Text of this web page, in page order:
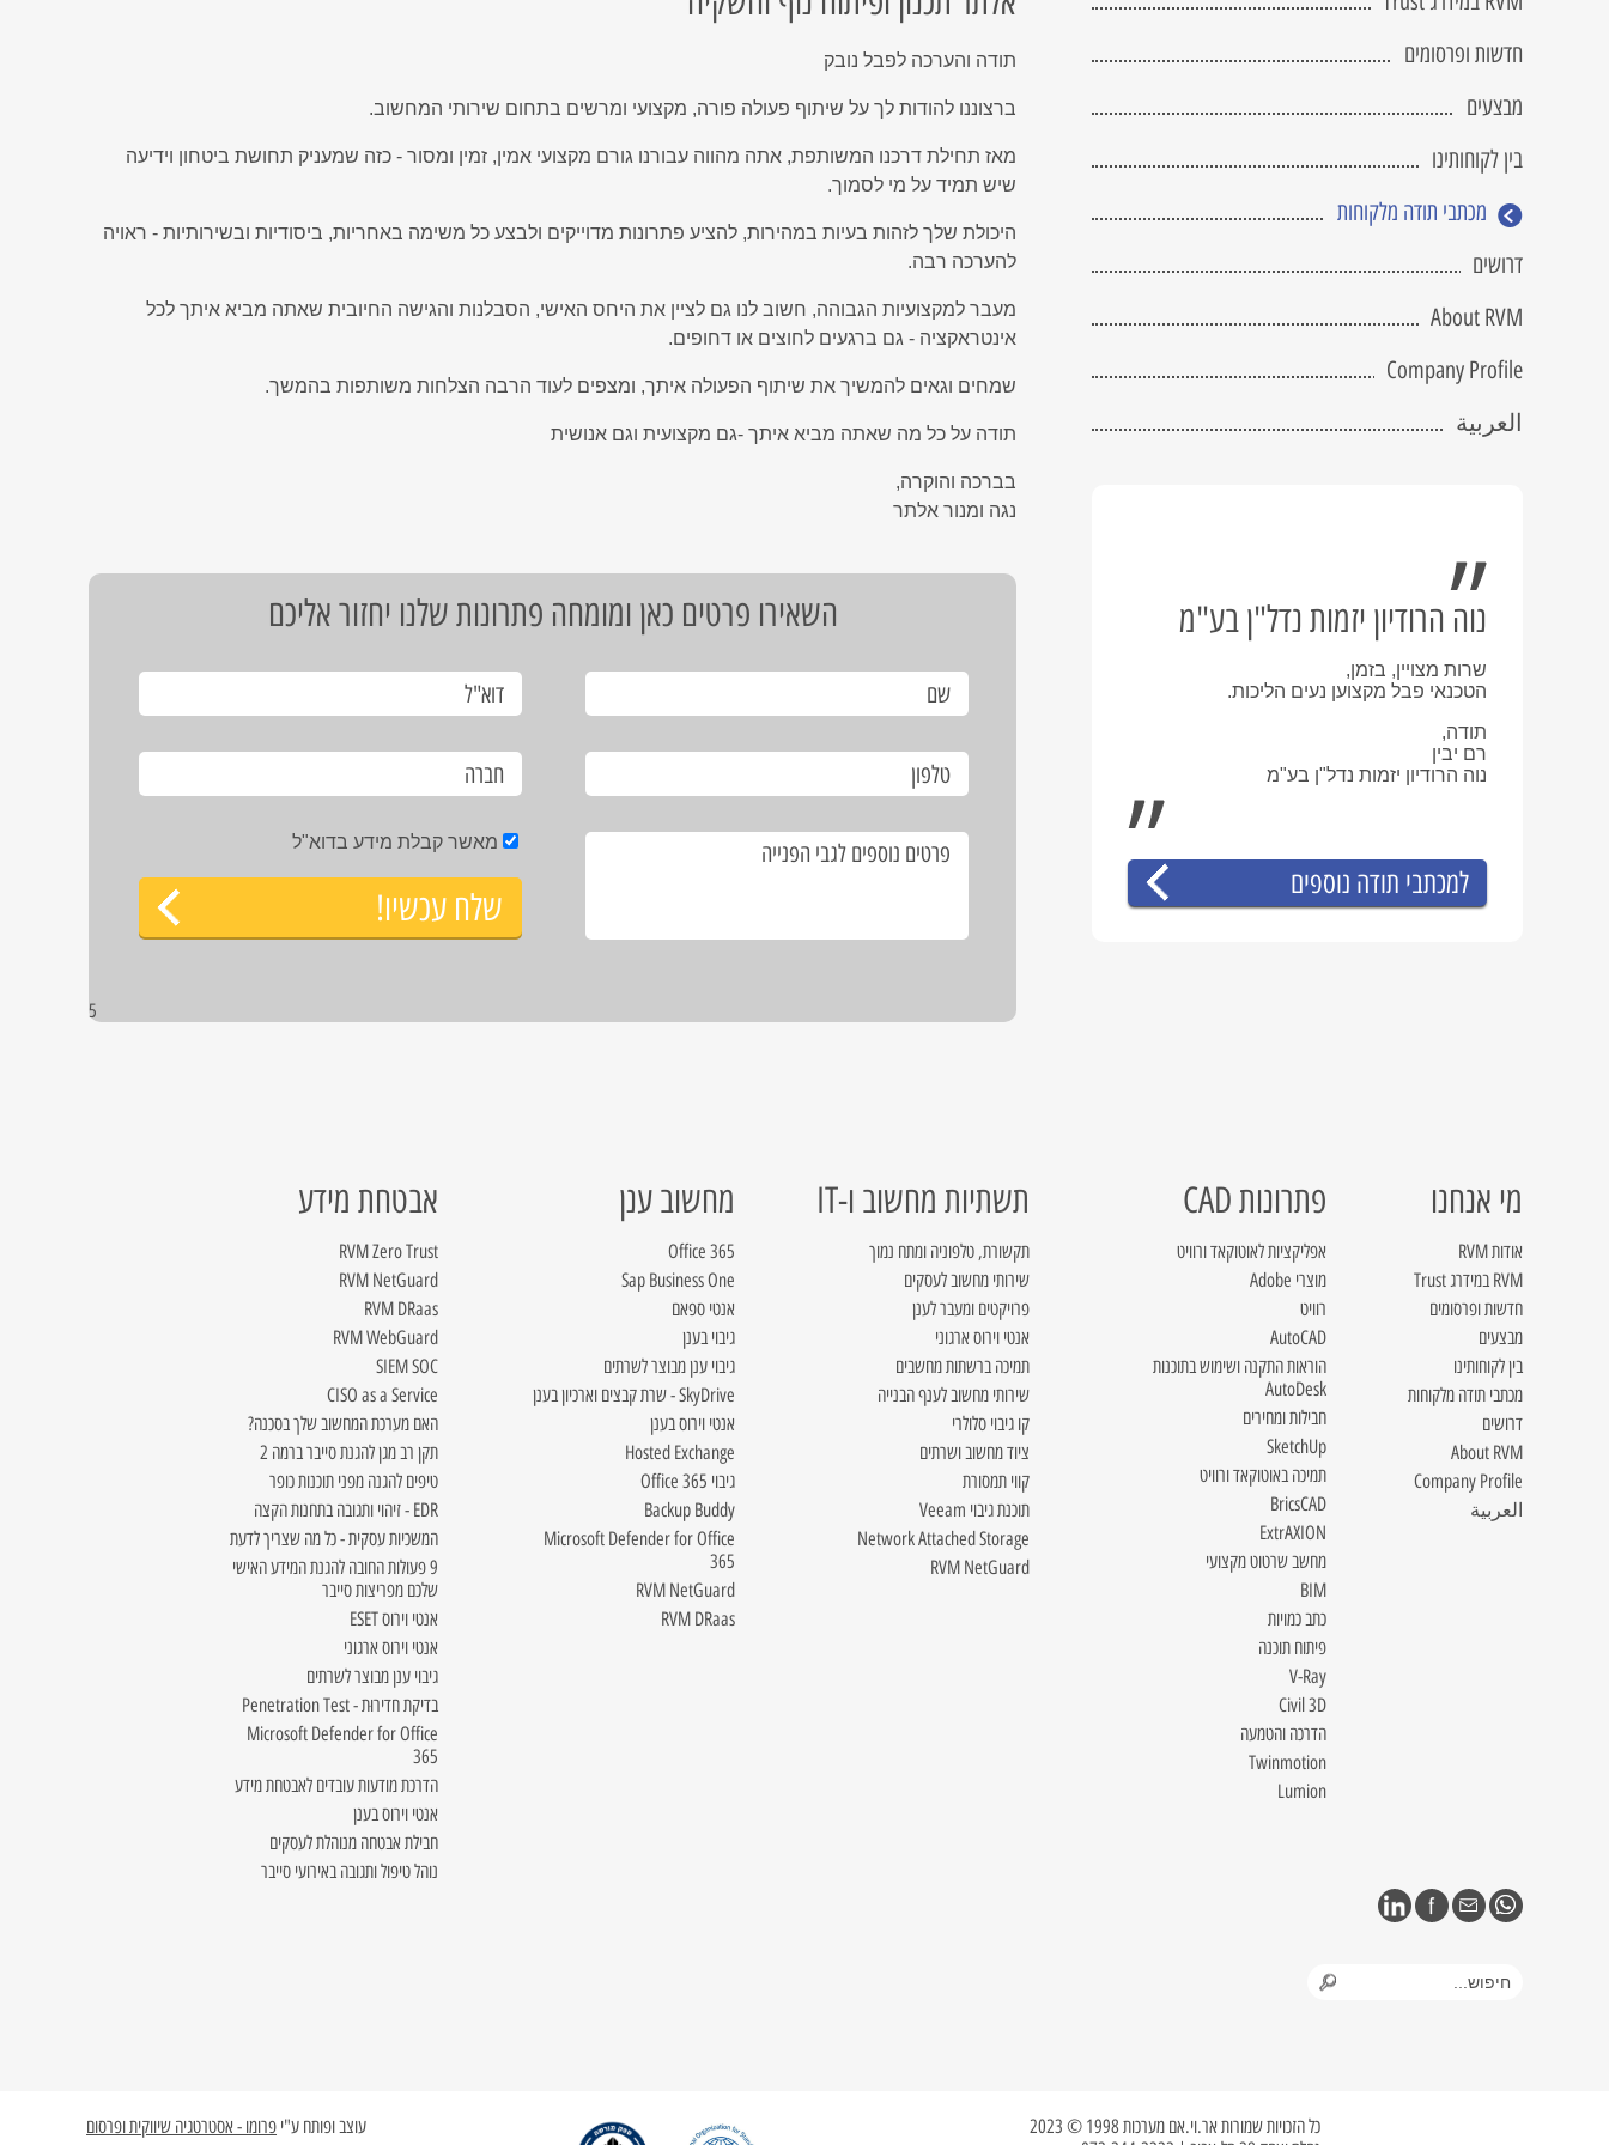
מחשב שרטוט מקצועי
פיתוח תוכנה
V-Ray
Twinmotion
Network Attached Storage
Microsoft Defender for Office 365
המשכיות עסקית - כל מה שצריך לדעת
אנטי וירוס ארגוני
גיבוי ענן מבוצר לשרתים
בדיקת חדירוּת - Penetration Test
Microsoft Defender for Office 365
הדרכת מודעות עובדים לאבטחת מידע
אנטי וירוס בענן
חבילת אבטחה מנוהלת לעסקים
נוהל טיפול ותגובה באירועי סייבר
חדשות ופרסומים
מבצעים
בין לקוחותינו
מכתבי תודה מלקוחות
דרושים
About RVM
Company Profile
العربية
נוה הרודיון יזמות נדל"ן בע"מ
שרות מצויין, בזמן,
הטכנאי פבל מקצוען נעים הליכות.
תודה,
רם יבין
נוה הרודיון יזמות נדל"ן בע"מ
למכתבי תודה נוספים
תודה והערכה לפבל נובק
ברצוננו להודות לך על שיתוף פעולה פורה, מקצועי ומרשים בתחום שירותי המחשוב.
מאז תחילת דרכנו המשותפת, אתה מהווה עבורנו גורם מקצועי אמין, זמין ומסור - כזה שמעניק תחושת ביטחון וידיעה
שיש תמיד על מי לסמוך.
היכולת שלך לזהות בעיות במהירות, להציע פתרונות מדוייקים ולבצע כל משימה באחריות, ביסודיות ובשירותיות - ראויה
להערכה רבה.
מעבר למקצועיות הגבוהה, חשוב לנו גם לציין את היחס האישי, הסבלנות והגישה החיובית שאתה מביא איתך לכל
אינטראקציה - גם ברגעים לחוצים או דחופים.
שמחים וגאים להמשיך את שיתוף הפעולה איתך, ומצפים לעוד הרבה הצלחות משותפות בהמשך.
תודה על כל מה שאתה מביא איתך -גם מקצועית וגם אנושית
בברכה והוקרה,
נגה ומנור אלתר
השאירו פרטים כאן ומומחה פתרונות שלנו יחזור אליכם
מאשר קבלת מידע בדוא"ל
שלח עכשיו!
5
מי אנחנו
אודות RVM
RVM במידרג Trust
חדשות ופרסומים
מבצעים
בין לקוחותינו
מכתבי תודה מלקוחות
דרושים
About RVM
Company Profile
العربية
פתרונות CAD
אפליקציות לאוטוקאד ורוויט
מוצרי Adobe
רוויט
AutoCAD
הוראות התקנה ושימוש בתוכנות
AutoDesk
חבילות ומחירים
SketchUp
תמיכה באוטוקאד ורוויט
BricsCAD
ExtrAXION
מחשב שרטוט מקצועי
BIM
כתב כמויות
פיתוח תוכנה
V-Ray
Civil 3D
הדרכה והטמעה
Twinmotion
Lumion
תשתיות מחשוב ו-IT
תקשורת, טלפוניה ומתח נמוך
שירותי מחשוב לעסקים
פרויקטים ומעבר לענן
אנטי וירוס ארגוני
תמיכה ברשתות מחשבים
שירותי מחשוב לענף הבנייה
קו גיבוי סלולרי
ציוד מחשוב ושרתים
קווי תמסורת
תוכנת גיבוי Veeam
Network Attached Storage
RVM NetGuard
מחשוב ענן
Office 365
Sap Business One
אנטי ספאם
גיבוי בענן
גיבוי ענן מבוצר לשרתים
SkyDrive - שרת קבצים וארכיון בענן
אנטי וירוס בענן
Hosted Exchange
גיבוי Office 365
Backup Buddy
Microsoft Defender for Office
365
RVM NetGuard
RVM DRaas
אבטחת מידע
RVM Zero Trust
RVM NetGuard
RVM DRaas
RVM WebGuard
SIEM SOC
CISO as a Service
האם מערכת המחשוב שלך בסכנה?
תקן רב מגן להגנת סייבר ברמה 2
טיפים להגנה מפני תוכנות כופר
EDR - זיהוי ותגובה בתחנות הקצה
המשכיות עסקית - כל מה שצריך לדעת
9 פעולות החובה להגנת המידע האישי
שלכם מפריצות סייבר
אנטי וירוס ESET
אנטי וירוס ארגוני
גיבוי ענן מבוצר לשרתים
בדיקת חדירוּת - Penetration Test
Microsoft Defender for Office
365
הדרכת מודעות עובדים לאבטחת מידע
אנטי וירוס בענן
חבילת אבטחה מנוהלת לעסקים
נוהל טיפול ותגובה באירועי סייבר
כל הזכויות שמורות אר.וי.אם מערכות 1998 © 2023
עוצב ופותח ע"י פרומו - אסטרטגיה שיווקית ופרסום